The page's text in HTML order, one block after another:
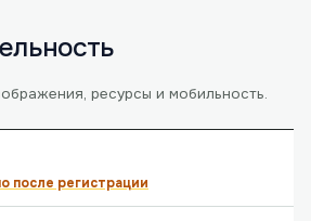
ресурсы и мобильность.
после регистрации